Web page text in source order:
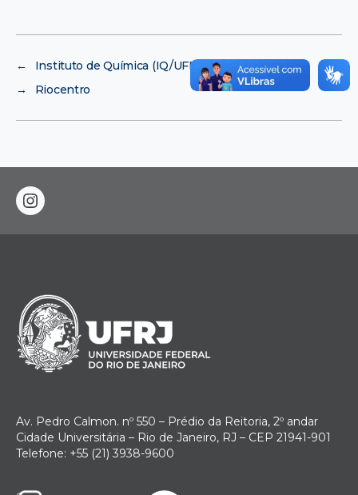
←
Instituto de Química (IQ/UFRJ)
→
Riocentro
instagram
Av. Pedro Calmon. nº 550 – Prédio da Reitoria, 2º andar
Cidade Universitária – Rio de Janeiro, RJ – CEP 21941-901
Telefone: +55 (21) 3938-9600